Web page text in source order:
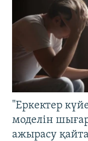
"Еркектер
моделін
ажырасу